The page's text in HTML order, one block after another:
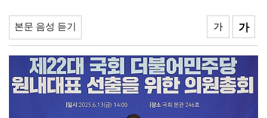
한 여름에 찾아온 산타…아동센터에 특별한 선물 전달
전남정보문화진흥원, SW교육 전문강사 양성과정 성료
광주FC, 검증된 미드필더 김종석 영입
광주특별시 광산구, 반도체 주민 공론장 연다
본문 음성 듣기 가
가